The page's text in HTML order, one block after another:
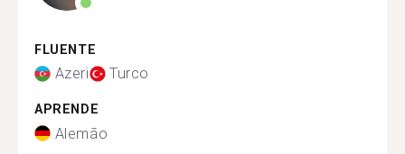
FLUENTE
Azeri Turco
APRENDE
Alemão